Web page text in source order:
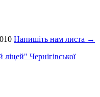
Напишіть нам листа →
Чернігівської